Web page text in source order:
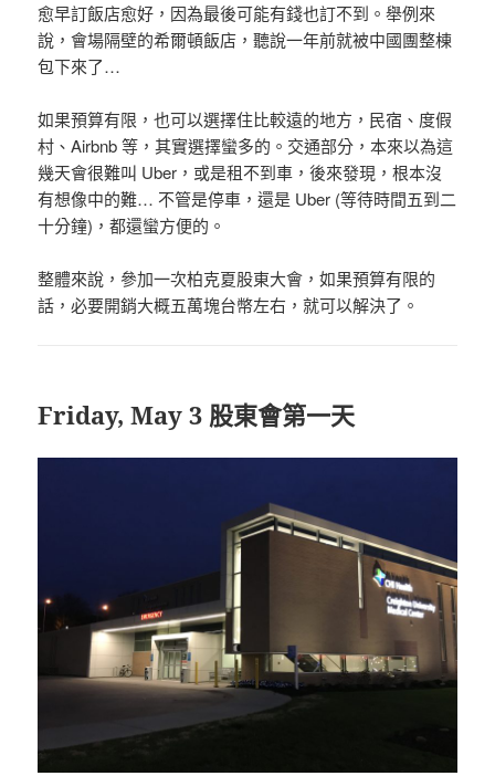
愈早訂飯店愈好，因為最後可能有錢也訂不到。舉例來
說，會場隔壁的希爾頓飯店，聽說一年前就被中國團整棟
包下來了…
如果預算有限，也可以選擇住比較遠的地方，民宿、度假
村、Airbnb 等，其實選擇蠻多的。交通部分，本來以為這
幾天會很難叫 Uber，或是租不到車，後來發現，根本沒
有想像中的難… 不管是停車，還是 Uber (等待時間五到二
十分鐘)，都還蠻方便的。
整體來說，參加一次柏克夏股東大會，如果預算有限的
話，必要開銷大概五萬塊台幣左右，就可以解決了。
Friday, May 3 股東會第一天